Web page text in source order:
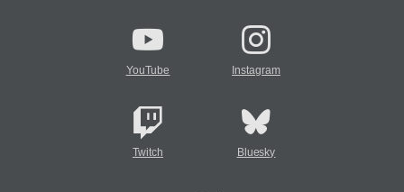
YouTube Instagram
Twitch Bluesky